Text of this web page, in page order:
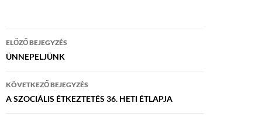
Bejegyzés
navigáció
ELŐZŐ BEJEGYZÉS
ÜNNEPELJÜNK
KÖVETKEZŐ BEJEGYZÉS
A SZOCIÁLIS ÉTKEZTETÉS 36. HETI ÉTLAPJA